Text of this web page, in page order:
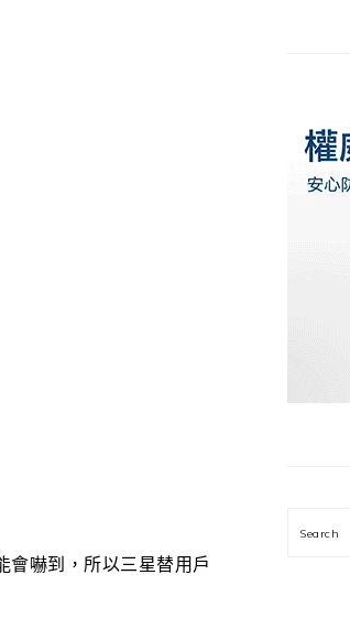
會嚇到，所以三星替用戶
Search